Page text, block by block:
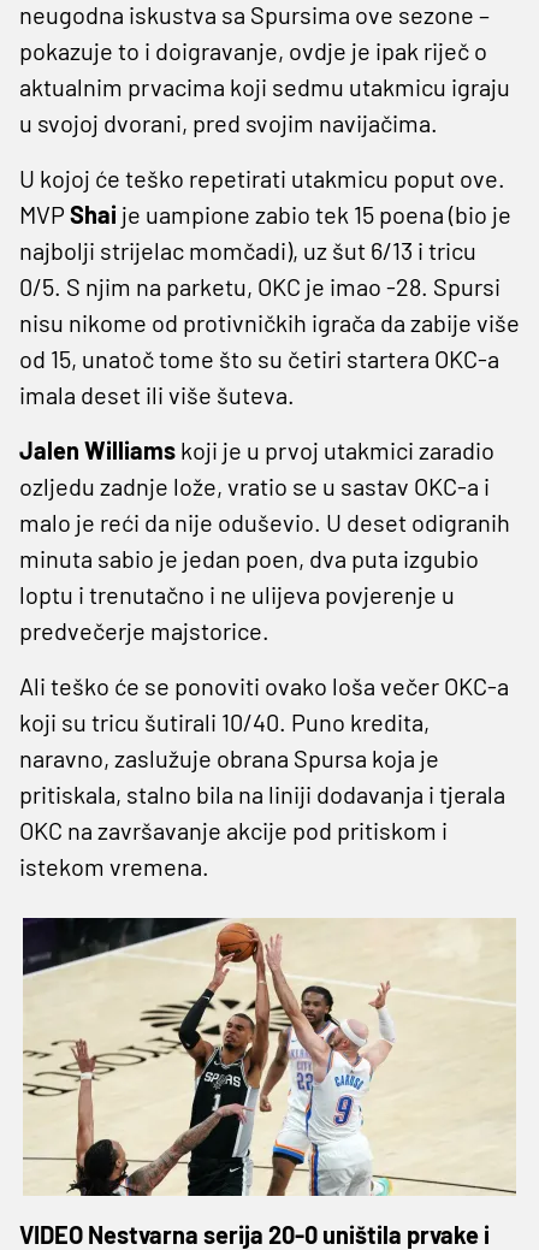
neugodna iskustva sa Spursima ove sezone –
pokazuje to i doigravanje, ovdje je ipak riječ o
aktualnim prvacima koji sedmu utakmicu igraju
u svojoj dvorani, pred svojim navijačima.
U kojoj će teško repetirati utakmicu poput ove.
MVP Shai je uampione zabio tek 15 poena (bio je
najbolji strijelac momčadi), uz šut 6/13 i tricu
0/5. S njim na parketu, OKC je imao -28. Spursi
nisu nikome od protivničkih igrača da zabije više
od 15, unatoč tome što su četiri startera OKC-a
imala deset ili više šuteva.
Jalen Williams koji je u prvoj utakmici zaradio
ozljedu zadnje lože, vratio se u sastav OKC-a i
malo je reći da nije oduševio. U deset odigranih
minuta sabio je jedan poen, dva puta izgubio
loptu i trenutačno i ne ulijeva povjerenje u
predvečerje majstorice.
Ali teško će se ponoviti ovako loša večer OKC-a
koji su tricu šutirali 10/40. Puno kredita,
naravno, zaslužuje obrana Spursa koja je
pritiskala, stalno bila na liniji dodavanja i tjerala
OKC na završavanje akcije pod pritiskom i
istekom vremena.
VIDEO Nestvarna serija 20-0 uništila prvake i